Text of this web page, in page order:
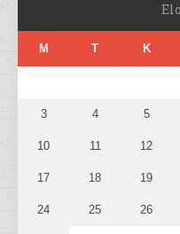
M T K
3 4 5
10 11 12
17 18 19
24 25 26